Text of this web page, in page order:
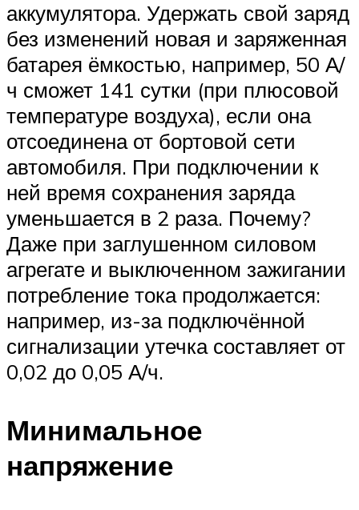
аккумулятора. Удержать свой заряд
без изменений новая и заряженная
батарея ёмкостью, например, 50 А/
ч сможет 141 сутки (при плюсовой
температуре воздуха), если она
отсоединена от бортовой сети
автомобиля. При подключении к
ней время сохранения заряда
уменьшается в 2 раза. Почему?
Даже при заглушенном силовом
агрегате и выключенном зажигании
потребление тока продолжается:
например, из-за подключённой
сигнализации утечка составляет от
0,02 до 0,05 А/ч.
Минимальное
напряжение